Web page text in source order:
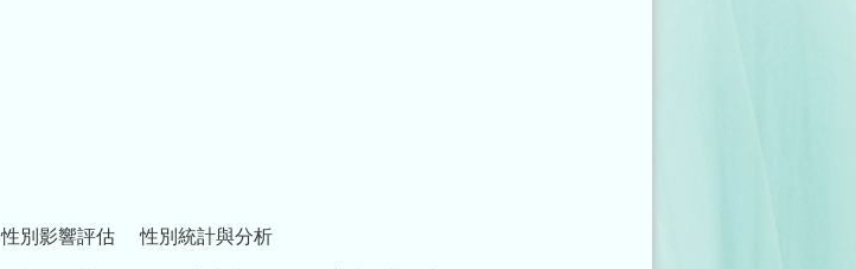
性別影響評估 性別統計與分析